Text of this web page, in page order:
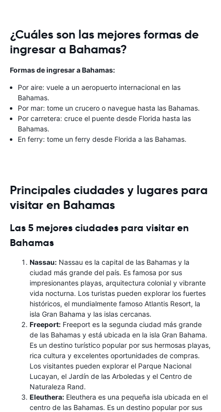
¿Cuáles son las mejores formas de
ingresar a Bahamas?
Formas de ingresar a Bahamas:
Por aire: vuele a un aeropuerto internacional en las
Bahamas.
Por mar: tome un crucero o navegue hasta las Bahamas.
Por carretera: cruce el puente desde Florida hasta las
Bahamas.
En ferry: tome un ferry desde Florida a las Bahamas.
Principales ciudades y lugares para
visitar en Bahamas
Las 5 mejores ciudades para visitar en
Bahamas
Nassau: Nassau es la capital de las Bahamas y la
ciudad más grande del país. Es famosa por sus
impresionantes playas, arquitectura colonial y vibrante
vida nocturna. Los turistas pueden explorar los fuertes
históricos, el mundialmente famoso Atlantis Resort, la
isla Gran Bahama y las islas cercanas.
Freeport: Freeport es la segunda ciudad más grande
de las Bahamas y está ubicada en la isla Gran Bahama.
Es un destino turístico popular por sus hermosas playas,
rica cultura y excelentes oportunidades de compras.
Los visitantes pueden explorar el Parque Nacional
Lucayan, el Jardín de las Arboledas y el Centro de
Naturaleza Rand.
Eleuthera: Eleuthera es una pequeña isla ubicada en el
centro de las Bahamas. Es un destino popular por sus